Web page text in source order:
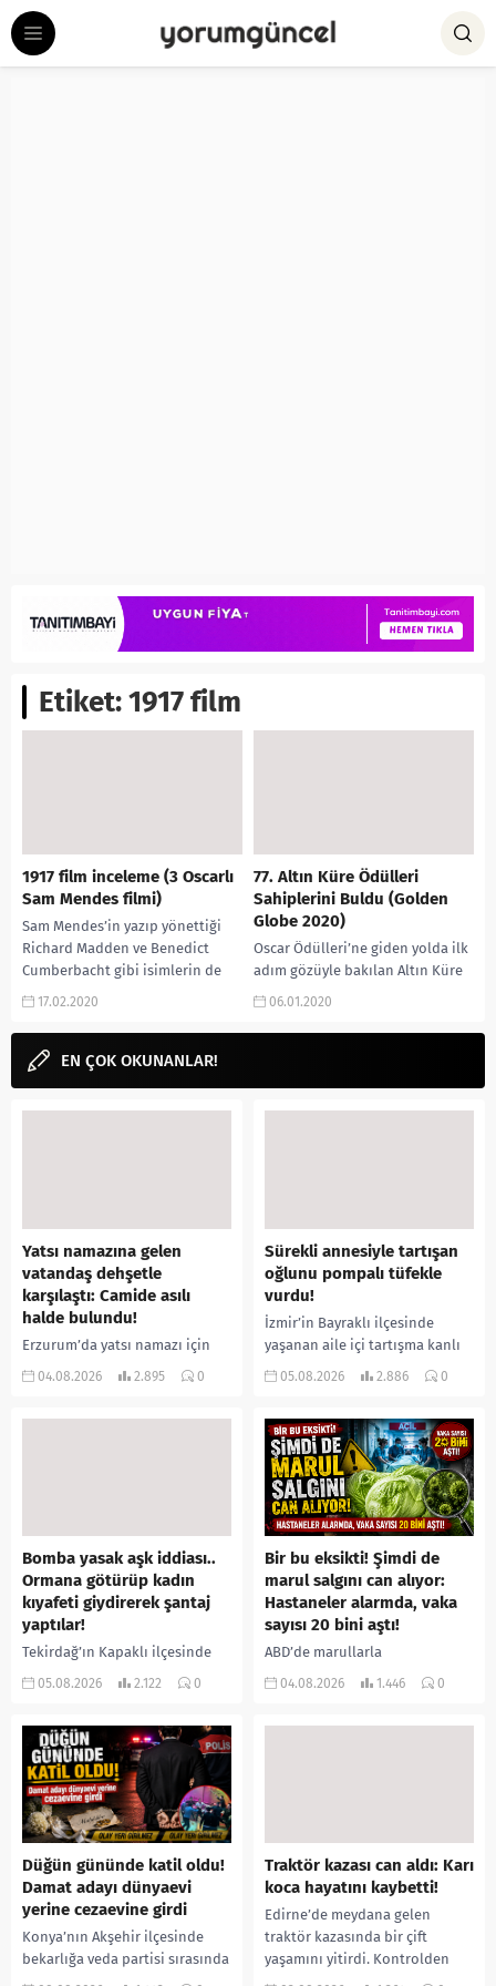
Etiket:1917 film
1917 film inceleme (3 Oscarlı
Sam Mendes filmi)
Sam Mendes’in yazıp yönettiği
Richard Madden ve Benedict
Cumberbacht gibi isimlerin de
yer aldığı 1917 filmi Oscar Ödül
17.02.2020
77. Altın Küre Ödülleri
Sahiplerini Buldu (Golden
Globe 2020)
Oscar Ödülleri’ne giden yolda ilk
adım gözüyle bakılan Altın Küre
Ödülleri ’nin (Golden Globe
gerçekleştirildi. Hollywood...
06.01.2020
EN ÇOK OKUNANLAR!
Yatsı namazına gelen
vatandaş dehşetle
karşılaştı: Camide asılı
halde bulundu!
Erzurum’da yatsı namazı için
camiye gelen bir vatandaş,
04.08.2026 2.895 0
Sürekli annesiyle tartışan
oğlunu pompalı tüfekle
vurdu!
İzmir’in Bayraklı ilçesinde
yaşanan aile içi tartışma kanlı
bitti. İddiaya göre, uzun süredir
05.08.2026 2.886 0
Bomba yasak aşk iddiası..
Ormana götürüp kadın
kıyafeti giydirerek şantaj
yaptılar!
Tekirdağ’ın Kapaklı ilçesinde
bir kişiyi, arkadaşının eşiyle
kadın kıyafetleri giydirdiği,
özür videosu çektirip...
05.08.2026 2.122 0
Bir bu eksikti! Şimdi de
marul salgını can alıyor:
Hastaneler alarmda, vaka
sayısı 20 bini aştı!
ABD’de marullarla
ilişkilendirilen siklospora
04.08.2026 1.446 0
Düğün gününde katil oldu!
Damat adayı dünyaevi
yerine cezaevine girdi
Konya’nın Akşehir ilçesinde
bekarlığa veda partisi sırasında
çıkan kavgada bir kişi hayatını
Traktör kazası can aldı: Karı
koca hayatını kaybetti!
Edirne’de meydana gelen
traktör kazasında bir çift
yaşamını yitirdi. Kontrolden
çıkarak devrilen traktörün